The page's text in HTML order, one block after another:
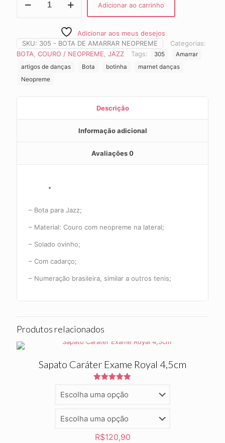
quantidade
Adicionar ao carrinho
Adicionar aos meus desejos
SKU: 305 - BOTA DE AMARRAR NEOPREME
Categorias:
BOTA COURO / NEOPREME JAZZ Tags: 305
Amarrar
artigos de danças
Bota botinha
marnet danças
Neopreme
Descrição
Informação adicional
Avaliações0
– Bota para Jazz;
– Material: Couro com neopreme na lateral;
– Solado ovinho;
– Com cadarço;
– Numeração brasileira, similar a outros tenis;
Produtos relacionados
Sapato Caráter Exame Royal 4,5cm
5.00
de 5
R$120,90